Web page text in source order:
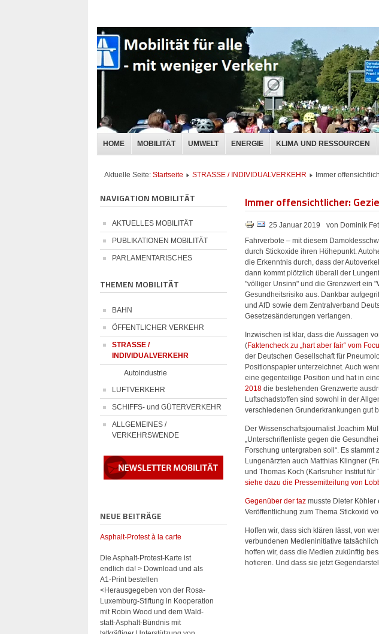
HOME MOBILITÄT UMWELT ENERGIE KLIMA UND RESSOURCEN
Aktuelle Seite: Startseite STRASSE / INDIVIDUALVERKEHR Immer
NAVIGATION MOBILITÄT
AKTUELLES MOBILITÄT
PUBLIKATIONEN MOBILITÄT
PARLAMENTARISCHES
THEMEN MOBILITÄT
BAHN
ÖFFENTLICHER VERKEHR
STRASSE /
INDIVIDUALVERKEHR
Autoindustrie
LUFTVERKEHR
SCHIFFS- und GÜTERVERKEHR
ALLGEMEINES /
VERKEHRSWENDE
NEUE BEITRÄGE
Asphalt-Protest à la carte
Die Asphalt-Protest-Karte ist
endlich da! > Download und als
A1-Print bestellen
<Herausgegeben von der Rosa-
Luxemburg-Stiftung in Kooperation
mit Robin Wood und dem Wald-
statt-Asphalt-Bündnis mit
Immer offensichtlicher:
25 Januar 2019
von Dominik
Fahrverbote – mit diesem
durch Stickoxide ihren Höhepunkt.
die Erkenntnis durch, dass der
dann kommt plötzlich überall der
"völliger Unsinn" und die Grenzwert ein
Gesundheitsrisiko aus. Dankbar
und AfD sowie dem Zentralverband
Gesetzesänderungen verlangen.
Inzwischen ist klar, dass die Aussagen
(Faktencheck zu „hart aber fair“ vom
der Deutschen Gesellschaft für
Positionspapier unterzeichnet. Auch
eine gegenteilige Position und hat in
2018 die bestehenden Grenzwerte
Luftschadstoffen sind sowohl in der
verschiedenen Grunderkrankungen gut
Der Wissenschaftsjournalist Joachim
„Unterschriftenliste gegen die
Forschung untergraben soll“. Es
Lungenärzten auch Matthias Klingner
und Thomas Koch (Karlsruher Institut
siehe dazu die Pressemitteilung von
Gegenüber der taz musste Dieter Köhler
Veröffentlichung zum Thema Stickoxid
Hoffen wir, dass sich klären lässt, von
verbundenen Medieninitiative
hoffen wir, dass die Medien zukünftig
hofieren. Und dass sie jetzt